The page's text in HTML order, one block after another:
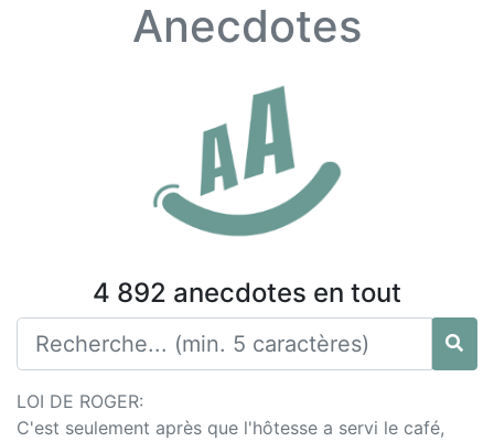
Anecdotes
4 892 anecdotes en tout
LOI DE ROGER:
C'est seulement après que l'hôtesse a servi le café,